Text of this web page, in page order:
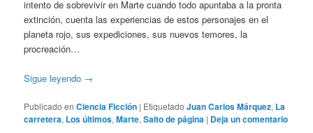
intento de sobrevivir en Marte cuando todo apuntaba a la pronta
extinción, cuenta las experiencias de estos personajes en el
planeta rojo, sus expediciones, sus nuevos temores, la
procreación…
Sigue leyendo →
Publicado en Ciencia Ficción | Etiquetado Juan Carlos Márquez, La
carretera, Los últimos,Marte,Salto de página | Deja un comentario